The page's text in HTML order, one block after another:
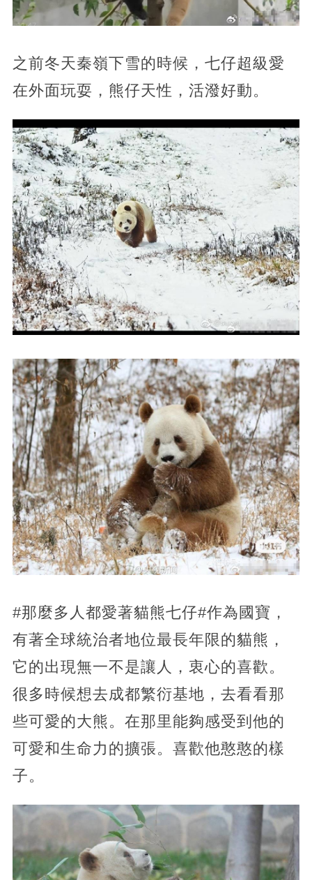
之前冬天秦嶺下雪的時候，七仔超級愛
在外面玩耍，熊仔天性，活潑好動。
#那麼多人都愛著貓熊七仔#作為國寶，
有著全球統治者地位最長年限的貓熊，
它的出現無一不是讓人，衷心的喜歡。
很多時候想去成都繁衍基地，去看看那
些可愛的大熊。在那里能夠感受到他的
可愛和生命力的擴張。喜歡他憨憨的樣
子。